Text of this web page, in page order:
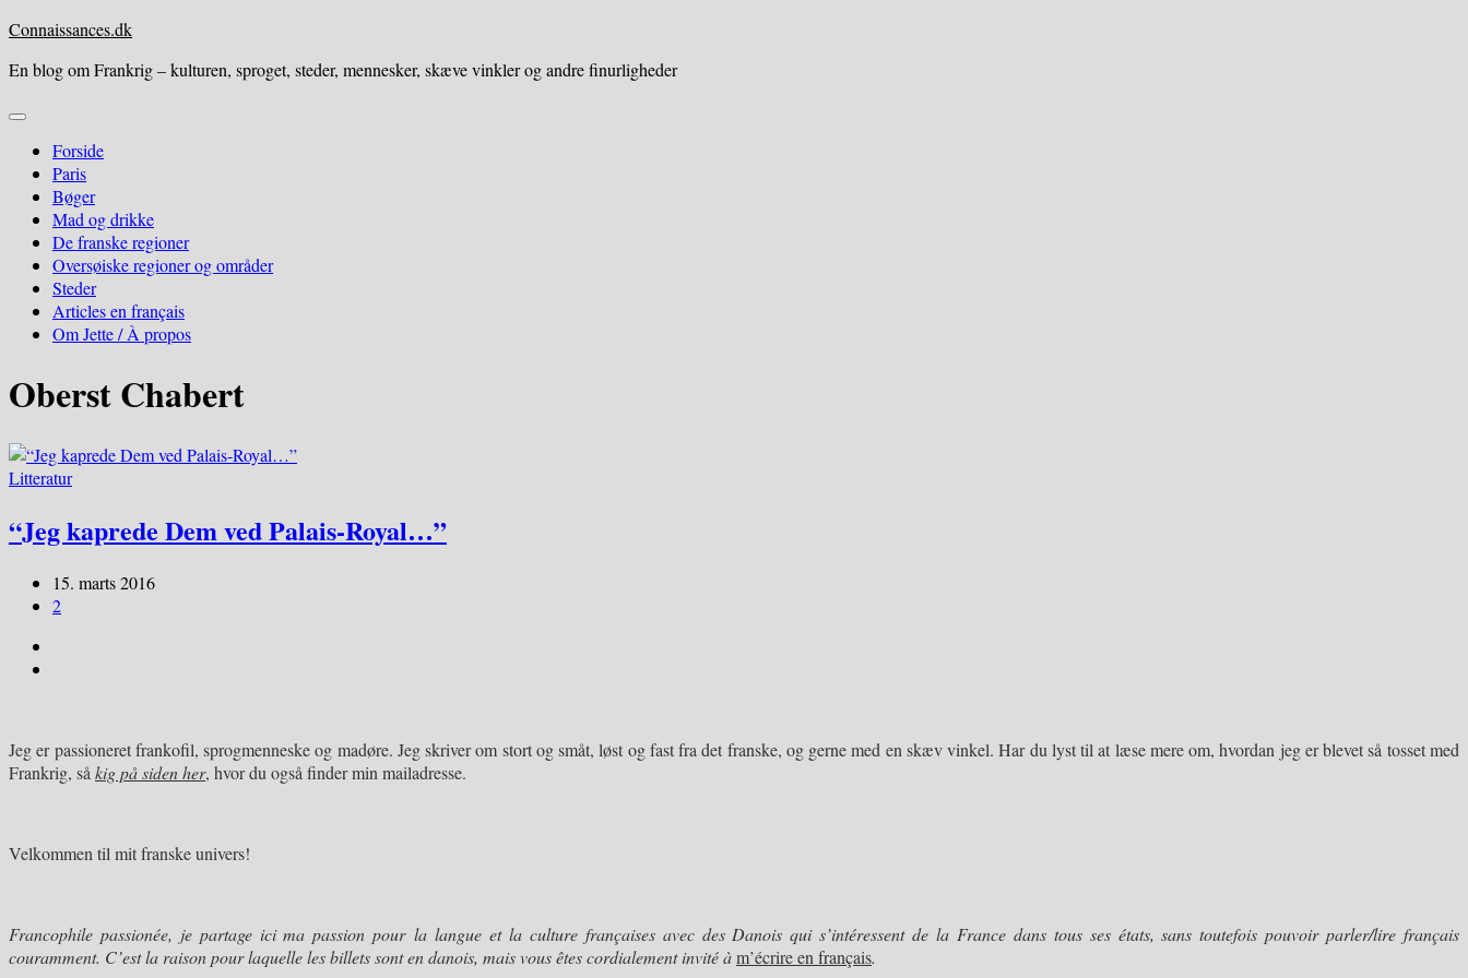
Skip
content
Connaissances.dk
En blog om Frankrig – kulturen, sproget, steder, mennesker, skæve vinkler og andre finurligheder
Expand
Forside
Paris
Bøger
Mad og drikke
De franske regioner
Oversøiske regioner og områder
Steder
Articles en français
Om Jette / À propos
Oberst Chabert
Litteratur
“Jeg kaprede Dem ved Palais-Royal…”
15. marts 2016
2
Jeg er passioneret frankofil, sprogmenneske og madøre. Jeg skriver om stort og småt, løst og fast fra det franske, og gerne med en skæv vinkel. Har du lyst til at læse mere om, hvordan jeg er blevet så tosset med
Frankrig, så kig på siden her, hvor du også finder min mailadresse.
Velkommen til mit franske univers!
Francophile passionée, je partage ici ma passion pourla langue et la culture françaises avec des Danois qui s’intéressent de la France dans tous ses états, sans toutefois pouvoir parler/lire français
couramment. C’est la raison pour laquelle les billets sont en danois, mais vous êtes cordialement invité àm’écrire en français.